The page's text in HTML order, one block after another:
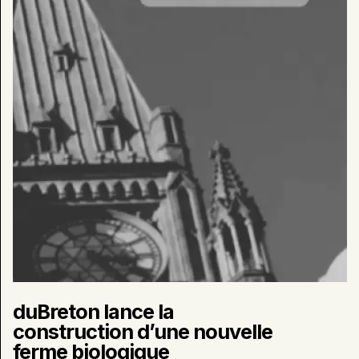
d’une
nouvelle
ferme
biologique
duBreton lance la
construction d’une nouvelle
ferme biologique